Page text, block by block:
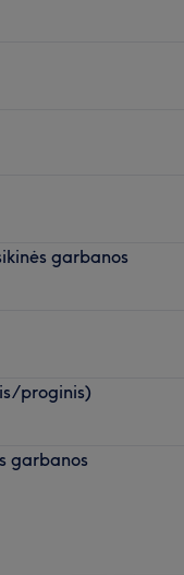
garbanos
proginis)
garbanos